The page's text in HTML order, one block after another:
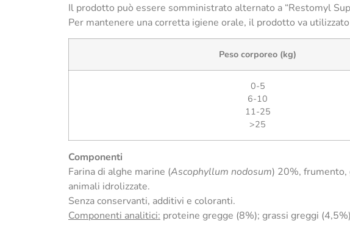
Il prodotto può essere somministrato alternato a “Restomyl
Per mantenere una corretta igiene orale, il prodotto va
Peso corporeo (kg)
0-5
6-10
11-25
>25
Componenti
Farina di alghe marine (Ascophyllum nodosum) 20%, frumento,
animali idrolizzate.
Senza conservanti, additivi e coloranti.
Componenti analitici: proteine gregge (8%); grassi greggi